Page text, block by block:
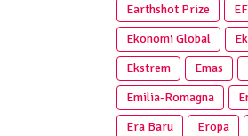
Earthshot Prize
Ekonomi Global
Ekstrem
Emas
Emilia-Romagna
Era Baru
Eropa